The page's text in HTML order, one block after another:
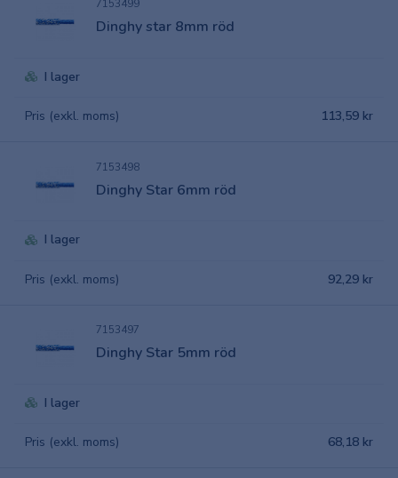
7153499
Dinghy star 8mm röd
I lager
Pris (exkl. moms) 113,59 kr
7153498
Dinghy Star 6mm röd
I lager
Pris (exkl. moms) 92,29 kr
7153497
Dinghy Star 5mm röd
I lager
Pris (exkl. moms) 68,18 kr